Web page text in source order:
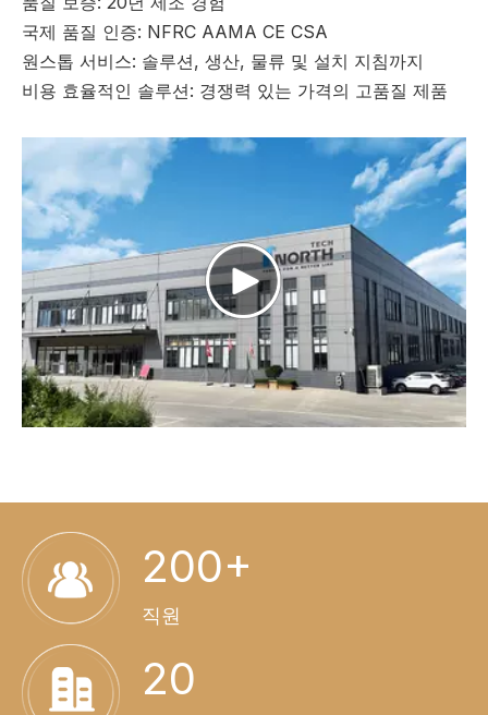
국제 품질 인증: NFRC AAMA CE CSA
원스톱 서비스: 솔루션, 생산, 물류 및 설치 지침까지
비용 효율적인 솔루션: 경쟁력 있는 가격의 고품질 제품
200+
직원
20